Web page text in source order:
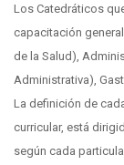
Los Catedráticos
capacitación
de la Salud),
Administrativa),
La definición de
curricular, está
según cada